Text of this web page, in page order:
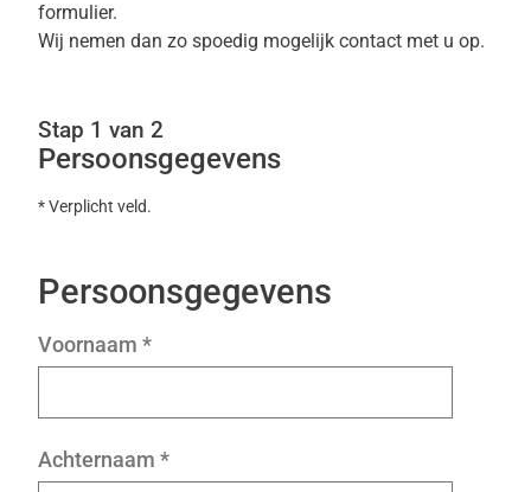
formulier.
Wij nemen dan zo spoedig mogelijk contact met u op.
Stap 1 van 2
Persoonsgegevens
* Verplicht veld.
Persoonsgegevens
Voornaam *
Achternaam *